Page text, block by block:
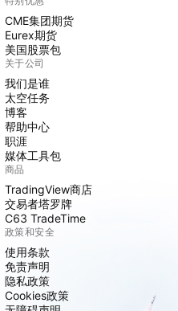
CME集团期货
Eurex期货
美国股票包
关于公司
我们是谁
太空任务
博客
帮助中心
职涯
媒体工具包
商品
TradingView商店
交易者塔罗牌
C63 TradeTime
政策和安全
使用条款
免责声明
隐私政策
Cookies政策